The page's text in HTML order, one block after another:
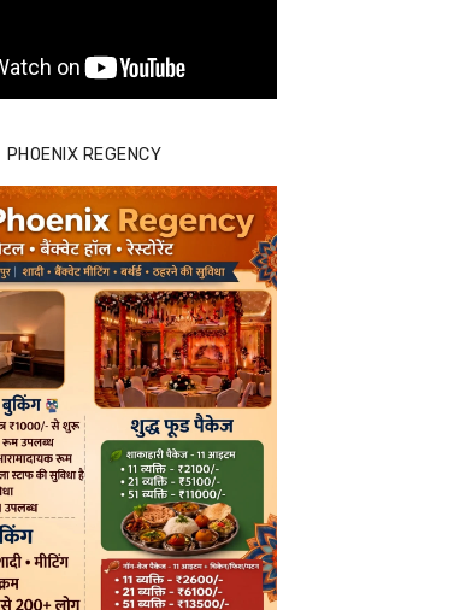
PHOENIX REGENCY